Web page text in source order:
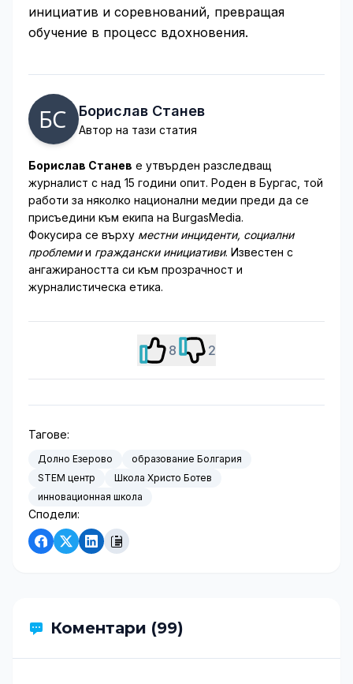
инициатив и соревнований, превращая
обучение в процесс вдохновения.
Борислав Станев
Автор на тази статия
Борислав Станев е утвърден разследващ
журналист с над 15 години опит. Роден в Бургас, той
работи за няколко национални медии преди да се
присъедини към екипа на BurgasMedia.
Фокусира се върху местни инциденти, социални
проблемии граждански инициативи. Известен с
ангажираността си към прозрачност и
журналистическа етика.
8 2
Тагове:
Долно Езерово
образование Болгария
STEM центр
Школа Христо Ботев
инновационная школа
Сподели:
Коментари (99)